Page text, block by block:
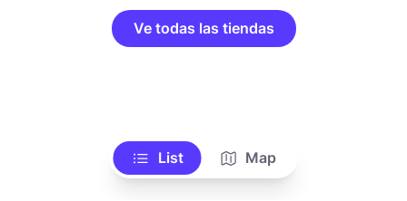
Ve todas las tiendas
List Map